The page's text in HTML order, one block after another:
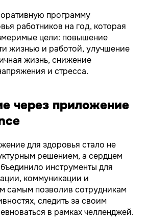
программу
работников на год, которая
цели: повышение
жизнью и работой, улучшение
жизнь, снижение
и стресса.
через приложение
для здоровья стало не
решением, а сердцем
инструменты для
коммуникации и
самым позволив сотрудникам
следить за своим
в рамках челленджей.